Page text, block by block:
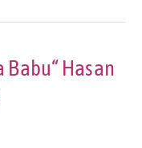
Babu“ Hasan